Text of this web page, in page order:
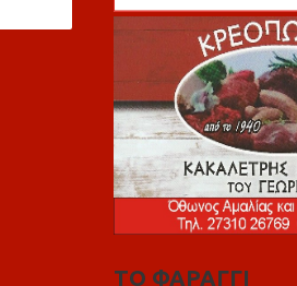
ΤΟ ΦΑΡΑΓΓΙ